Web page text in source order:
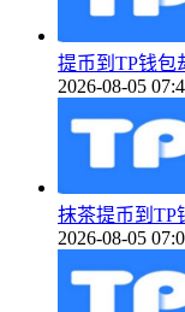
提币到TP钱包
2026-08-05
抹茶提币到TP
2026-08-05